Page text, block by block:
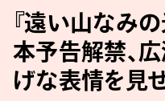
『遠い山なみ
本予告解禁、
げな表情を見